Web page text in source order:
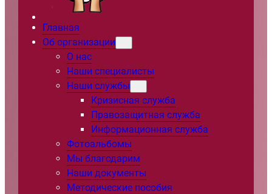
Главная
Об организации
О нас
Наши специалисты
Наши службы
Кризисная служба
Правозащитная служба
Информационная служба
Фотоальбомы
Мы благодарим
Наши документы
Методические пособия